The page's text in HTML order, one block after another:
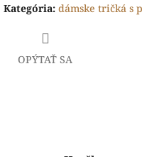
Kategória: dámske tričká s
OPÝTAŤ SA